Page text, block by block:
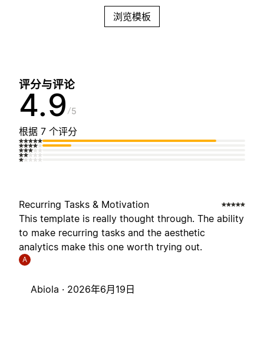
浏览模板
评分与评论
4.9 5
根据 7 个评分
Recurring Tasks & Motivation
This template is really thought through. The ability
to make recurring tasks and the aesthetic
analytics make this one worth trying out.
A
Abiola · 2026年6月19日